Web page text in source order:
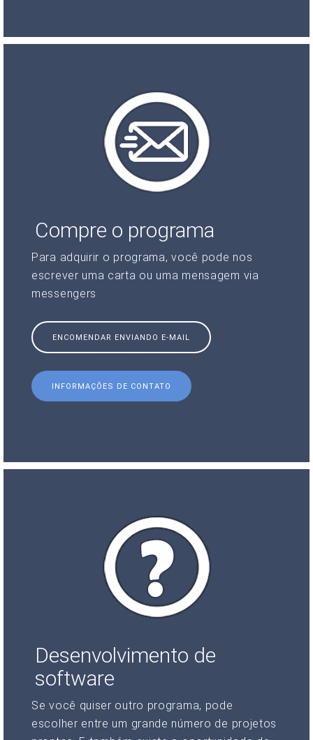
Compre o programa
Para adquirir o programa, você pode nos
escrever uma carta ou uma mensagem via
messengers
ENCOMENDAR ENVIANDO E-MAIL
INFORMAÇÕES DE CONTATO
Desenvolvimento de
software
Se você quiser outro programa, pode
escolher entre um grande número de projetos